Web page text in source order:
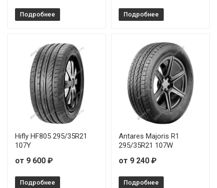
Подробнее Подробнее
Hifly HF805 295/35R21
107Y
от 9 600 ₽
Подробнее
Antares Majoris R1
295/35R21 107W
от 9 240 ₽
Подробнее